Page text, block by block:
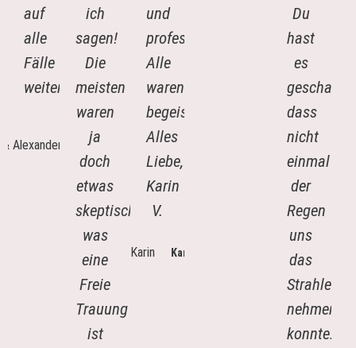
auf
alle
Fälle
weiterempfehlen…!
Alexander
ich
sagen!
Die
meisten
waren
ja
doch
etwas
skeptisch,
was
eine
Freie
Trauung
ist
und
professionell.
Alle
waren
begeistert.
Alles
Liebe,
Karin
V.
Karin
Du
hast
es
geschafft,
dass
nicht
einmal
der
Regen
uns
das
Strahlen
nehmen
konnte.